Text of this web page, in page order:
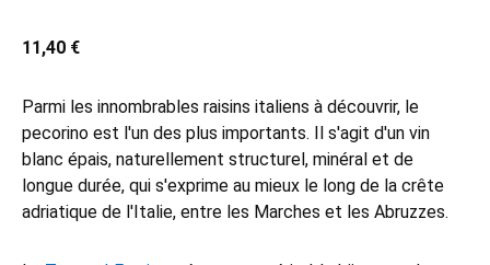
11,40 €
Parmi les innombrables raisins italiens à découvrir, le
pecorino est l'un des plus importants. Il s'agit d'un vin
blanc épais, naturellement structurel, minéral et de
longue durée, qui s'exprime au mieux le long de la crête
adriatique de l'Italie, entre les Marches et les Abruzzes.